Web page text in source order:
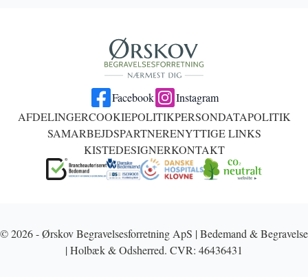
Facebook
Instagram
AFDELINGERCOOKIEPOLITIKPERSONDATAPOLITIK
SAMARBEJDSPARTNERENYTTIGE LINKS
KISTEDESIGNERKONTAKT
© 2026 - Ørskov Begravelsesforretning ApS | Bedemand & Begravelse
| Holbæk & Odsherred. CVR: 46436431